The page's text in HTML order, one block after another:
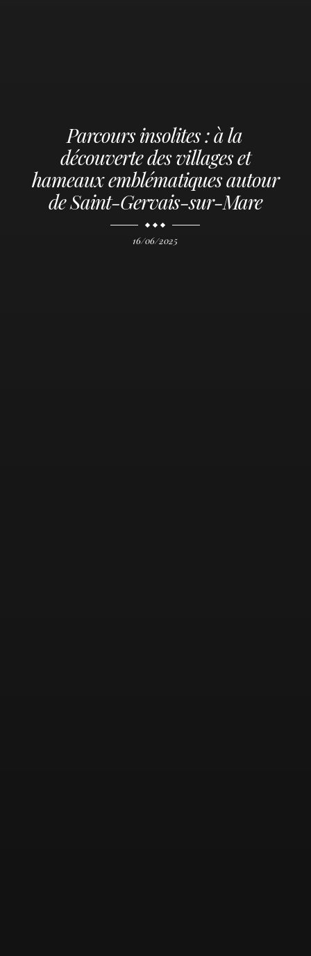
Parcours insolites : à la
découverte des villages et
hameaux emblématiques autour
de Saint-Gervais-sur-Mare
16/06/2025